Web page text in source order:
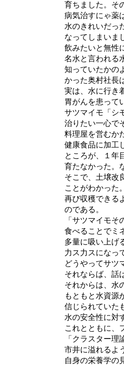
育ちました。その
病気治すにゃ薬は
水のきれいだった
なってしまいまし
飲みたいと無性に
名水と言われる水
知っていたかのよ
かった奥村社長は
実は、水に行き着
胃がんを患ってい
サツマイモ「シモ
治りたい一心でそ
料理屋を営むかた
健康食品に加工し
ところが、１年目
育たなかった。な
そこで、土壌改良
ことがわかった。
再び収穫できるよ
のである。
「サツマイモその
食べることでミネ
多量に吸い上げる
力ス力スになって
どうやってサツマ
それならば、話は
それからは、水の
もともと水資源が
信じられていたも
水の安全性に対す
これとともに、フ
「クラスター理論
市井に溢れるよう
自身の栄養学の見